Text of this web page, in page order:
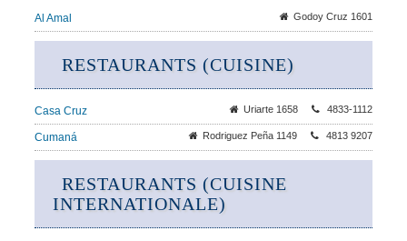
Al Amal Godoy Cruz 1601
RESTAURANTS (CUISINE)
Casa Cruz Uriarte 1658 4833-1112
Cumaná Rodriguez Peña 1149 4813 9207
RESTAURANTS (CUISINE
INTERNATIONALE)